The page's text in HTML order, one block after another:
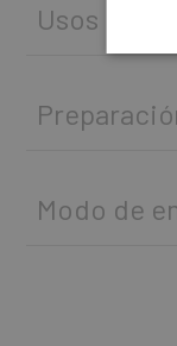
Usos
Modo de